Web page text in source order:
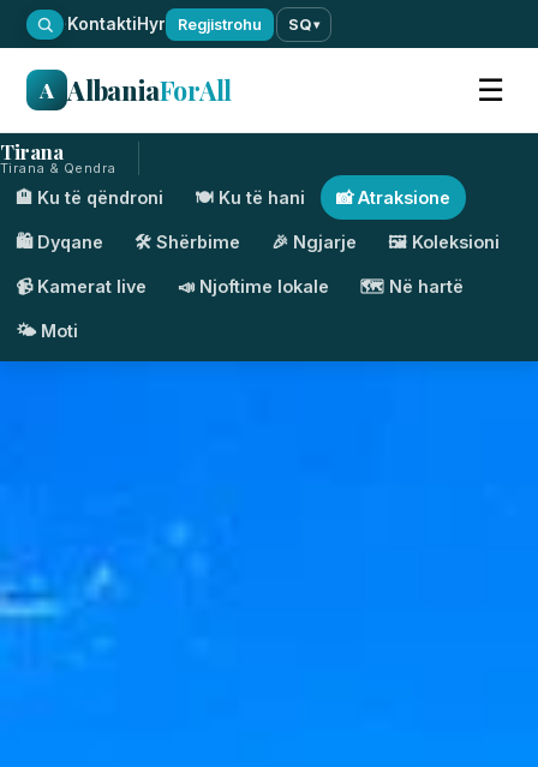
·KontaktiHyr Regjistrohu SQ▾
A AlbaniaForAll ☰
Tirana
Tirana & Qendra
🏨 Ku të qëndroni 🍽️ Ku të hani 📸 Atraksione
🛍️ Dyqane 🛠️ Shërbime 🎉 Ngjarje 🖼️ Koleksioni
📹 Kamerat live 📣 Njoftime lokale 🗺️ Në hartë
🌤️ Moti